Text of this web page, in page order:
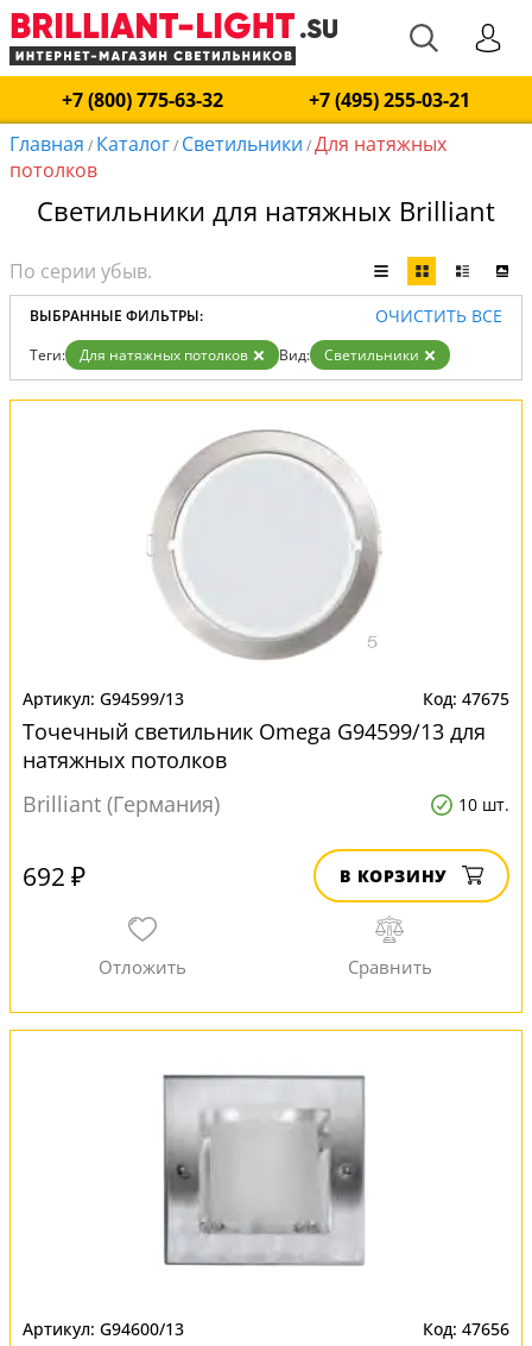
+7 (800) 775-63-32
+7 (495) 255-03-21
Главная / Каталог/ Светильники /Для натяжных
потолков
Светильники для натяжных Brilliant
ВЫБРАННЫЕ ФИЛЬТРЫ: ОЧИСТИТЬ ВСЕ
Теги: Для натяжных потолков Вид: Светильники
G94599/13 47675
Точечный светильник Omega G94599/13 для
натяжных потолков
Brilliant (Германия)
10 шт.
692 ₽ В КОРЗИНУ
G94600/13 47656